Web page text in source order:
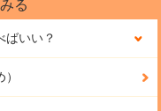
る
ばいい？